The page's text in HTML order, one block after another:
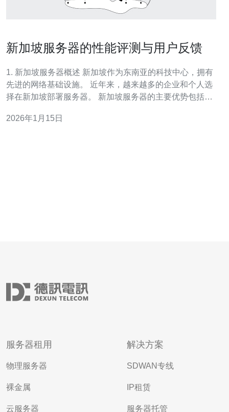
新加坡服务器的性能评测与用户反馈
1. 新加坡服务器概述 新加坡作为东南亚的科技中心，拥有
先进的网络基础设施。 近年来，越来越多的企业和个人选
择在新加坡部署服务器。 新加坡服务器的主要优势包括低
游戏、电子商务和云计算等应用。 在这篇文章中，我们将
2026年1月15日
服务器租用
物理服务器
裸金属
云服务器
解决方案
SDWAN专线
IP租赁
服务器托管